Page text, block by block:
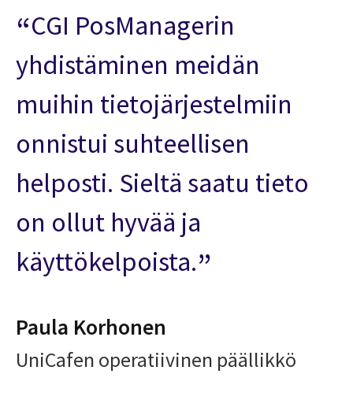
CGI PosManagerin
yhdistäminen meidän
muihin tietojärjestelmiin
onnistui suhteellisen
helposti. Sieltä saatu tieto
on ollut hyvää ja
käyttökelpoista.
Paula Korhonen
UniCafen operatiivinen päällikkö